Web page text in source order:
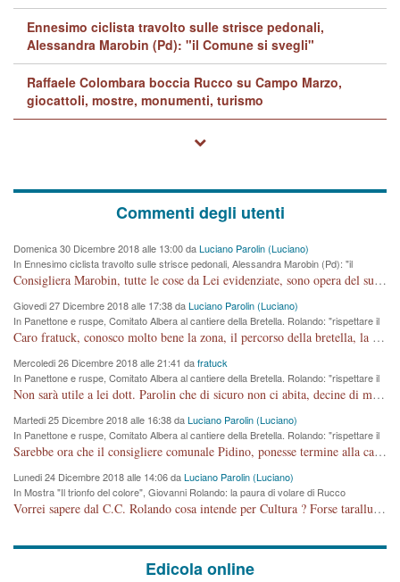
Ennesimo ciclista travolto sulle strisce pedonali,
Alessandra Marobin (Pd): "il Comune si svegli"
Raffaele Colombara boccia Rucco su Campo Marzo,
giocattoli, mostre, monumenti, turismo
Commenti degli utenti
Domenica 30 Dicembre 2018 alle 13:00 daLuciano Parolin (Luciano)
In Ennesimo ciclista travolto sulle strisce pedonali, Alessandra Marobin (Pd): "il
Comune si svegli"
Consigliera Marobin, tutte le cose da Lei evidenziate, sono opera del suo ex Assessore e compagno di Partito Antonio Marco Dalla Pozza Assessore alla "progettazione" di piste ciclabili e altre porcherie. A lui manderei il conto da saldare per incidenti e danni alle persone. E' ora che "finiamola." Avete perso rassegnatevi. qui IL SINDACO RUCCO NON C'ENTRA PER NIENTE. CAPITO!!!!!!!! Amen.
Giovedi 27 Dicembre 2018 alle 17:38 daLuciano Parolin (Luciano)
In Panettone e ruspe, Comitato Albera al cantiere della Bretella. Rolando: "rispettare il
cronoprogramma"
Caro fratuck, conosco molto bene la zona, il percorso della bretella, la situazione dei cittadini, abito in Viale Trento. A partire dal 2003 ho partecipato al Comitato di Maddalene pro bretella, e a riunioni propositive per apportare modifiche al progetto. Numerose mie foto del territorio sono arrivate a Roma, altri miei interventi (non graditi dalla Sx) sono stati pubblicati dal GdV, assieme ad altri come Ciro Asproso, ora favorevole alla bretella. Ho partecipato alla raccolta firme per la chiusura della strada x 5 giorni eseguita dal Sindaco Hullwech per sforamento 180 Micro/g. Pertanto come impegno per la tematica sono apposto con la coscienza. Ora il Progetto è partito, fine! Voglio dire che la nuova Giunta "comunale" non c'entra più. L'opera sarà "malauguratamente" eseguita, ma non con il mio placet. Il Consigliere Comunale dovrebbe capire che la campagna elettorale è finita, con buona pace di tutti. Quello che invece dovrebbe interessare è la proprietà della strada, dall'uscita autostradale Ovest, sino alla Rotatoria dell'Albara, vi sono tre possessori: Autostrade SpA; La Provincia, il Comune. Come la mettiamo per il futuro ? I costi, da 50 sono saliti a 100 milioni di € come dire 20 milioni a KM (!) da non credere. Comunque si farà. Ma nessuno canti Vittoria, anzi meglio non farne un ulteriore fatto "partitico" per questioni elettorali o di seggio. Se mi manda la sua mail, sono disponibile ad inviare i documenti e le foto sopra descritte. Con ossequi, Luciano Parolin
Mercoledi 26 Dicembre 2018 alle 21:41 dafratuck
In Panettone e ruspe, Comitato Albera al cantiere della Bretella. Rolando: "rispettare il
cronoprogramma"
Non sarà utile a lei dott. Parolin che di sicuro non ci abita, decine di migliaia di TIR, automobili e padroncini che passano quotidianamente per una strada appena rotabile, non è più possibile stendere i panni, attraversare la strada senza rischiare la morte, le case stanno crepando, i tempi sono cambiati e la bretella non passerà assolutamente per maddalene (ma cosa sta a dire?!), dia invece responsabilità a chi ha costruito tagliando la strada che doveva invece terminare a isola vicentina e non al moracchino lasciando Motta di Costabissara ancora in panne di traffico. I tempi sono cambiati dottore e se l'anagrafe della vita stagna nell'essere umano impressioni conservatrici, la società non le considera perchè va avanti, si industrializza e ha bisogno di infrastrutture e di sviluppo. Ultima considerazione, se è geloso di Rolando perchè vede in lui solo campagne politiche mentre si difendono i SOLI diritti dei cittadini, la preghiamo faccia considerazioni più appropriate. Saluti e complimenti per i suoi scritti.
Martedi 25 Dicembre 2018 alle 16:38 daLuciano Parolin (Luciano)
In Panettone e ruspe, Comitato Albera al cantiere della Bretella. Rolando: "rispettare il
cronoprogramma"
Sarebbe ora che il consigliere comunale Pidino, ponesse termine alla campagna elettorale nel territorio del suo seggio Villaggio del Sole. La tiraca è iniziata, distruggerà 6 km di prateria ovest della città, ricca di fonti e sorgenti d'acqua. I cittadini di Maddalene non avranno più Pace la notte. Molta colpa per la costruzione di questa Strada è proprio del signor Rolando,dei suoi gazebo mobili e che vuol far passare questa opera VANDALICA come progetto "utile" a chi ? Non è cosa seria sig. Rolando!
Lunedi 24 Dicembre 2018 alle 14:06 daLuciano Parolin (Luciano)
In Mostra "Il trionfo del colore", Giovanni Rolando: la paura di volare di Rucco
Vorrei sapere dal C.C. Rolando cosa intende per Cultura ? Forse tarallucci, vino e sagre, o spaghetti tricolori del PD ? Il continuo (s)parlare della mostra a Palazzo Chiericati caro consigliere DANNEGGIA FORTEMENTE l'immagine della città TUTTA e fa deviare i consensi che in RUSSIA (badi bene ex U.R.S.S.) sono ECCELLENTI. A livello artistico l'evento è di alta Valenza culturale, COMPITO di Tutta la Cittadinanza fare il possibile per propagandare l'iniziativa senza farne UN CASO PARTITICO come fa Lei da sempre. Meno Gazebo + Partecipazione! E così sia. Amen.
Edicola online